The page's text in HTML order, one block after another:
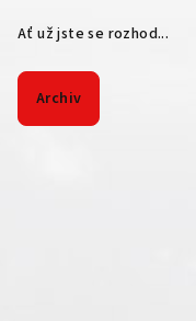
Ať už jste se rozhod...
Archiv